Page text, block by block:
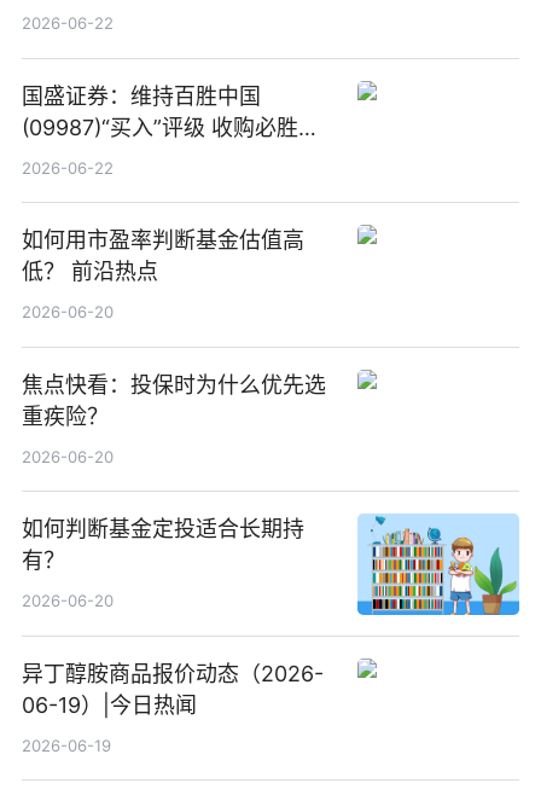
项业务发展考核指标
2026-06-22
国盛证券：维持百胜中国
(09987)“买入”评级 收购必胜客
中国增厚利润加速成长 信息
2026-06-22
如何用市盈率判断基金估值高
低？ 前沿热点
2026-06-20
焦点快看：投保时为什么优先选
重疾险？
2026-06-20
如何判断基金定投适合长期持
有？
2026-06-20
异丁醇胺商品报价动态（2026-
06-19）|今日热闻
2026-06-19